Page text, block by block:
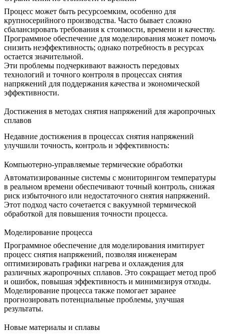
Процесс может быть ресурсоемким, особенно для
крупносерийного производства. Часто бывает сложно
сбалансировать требования к стоимости, времени и качеству.
Программное обеспечение для моделирования может помочь
снизить неэффективность; однако потребность в ресурсах
остается значительной.
Эти проблемы подчеркивают важность передовых
технологий и точного контроля в процессах снятия
напряжений для поддержания качества и экономической
эффективности.
Достижения в методах снятия напряжений для жаропрочных
сплавов
Недавние достижения в процессах снятия напряжений
улучшили точность, контроль и эффективность:
Компьютерно-управляемые термические обработки
Автоматизированные системы с мониторингом температуры
в реальном времени обеспечивают точный контроль, снижая
риск избыточного или недостаточного снятия напряжений.
Этот подход часто сочетается с вакуумной термической
обработкой для повышения точности процесса.
Моделирование процесса
Программное обеспечение для моделирования имитирует
процесс снятия напряжений, позволяя инженерам
оптимизировать графики нагрева и охлаждения для
различных жаропрочных сплавов. Это сокращает метод проб
и ошибок, повышая эффективность и минимизируя отходы.
Моделирование процесса также помогает заранее
прогнозировать потенциальные проблемы, улучшая
результаты.
Новые материалы и сплавы